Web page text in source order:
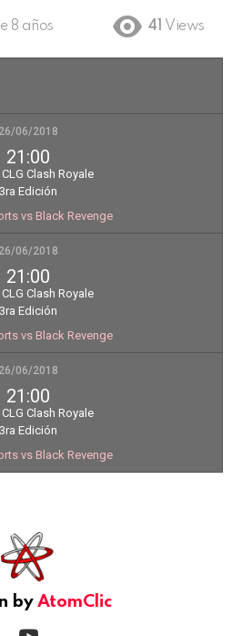
8 años 41 Views
26/06/2018
21:00
Clash Royale
3ra Edición
vs Black Revenge
26/06/2018
21:00
Clash Royale
3ra Edición
vs Black Revenge
26/06/2018
21:00
Clash Royale
3ra Edición
vs Black Revenge
by AtomClic